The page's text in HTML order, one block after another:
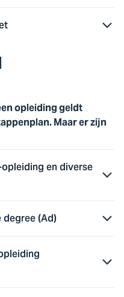
opleiding geldt
Maar er zijn
en diverse
degree (Ad)